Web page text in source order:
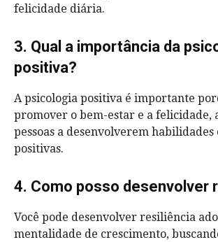
felicidade diária.
3. Qual a importância da
positiva?
A psicologia positiva é importante
promover o bem-estar e a felicidade,
pessoas a desenvolverem habilidades
positivas.
4. Como posso desenvolver
Você pode desenvolver resiliência
mentalidade de crescimento,